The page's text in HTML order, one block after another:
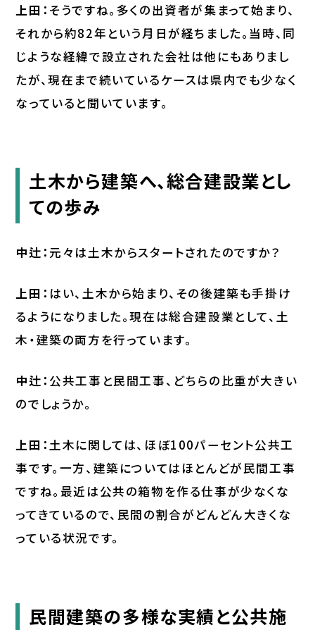
上田： そうですね。多くの出資者が集まって始まり、
それから約82年という月日が経ちました。当時、同
じような経緯で設立された会社は他にもありまし
たが、現在まで続いているケースは県内でも少なく
なっていると聞いています。
土木から建築へ、総合建設業とし
ての歩み
中辻： 元々は土木からスタートされたのですか？
上田： はい、土木から始まり、その後建築も手掛け
るようになりました。現在は総合建設業として、土
木・建築の両方を行っています。
中辻： 公共工事と民間工事、どちらの比重が大きい
のでしょうか。
上田：土木に関しては、ほぼ100パーセント公共工
事です。一方、建築についてはほとんどが民間工事
ですね。最近は公共の箱物を作る仕事が少なくな
ってきているので、民間の割合がどんどん大きくな
っている状況です。
民間建築の多様な実績と公共施